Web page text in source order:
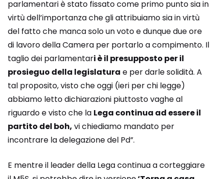
parlamentari è stato fissato come primo punto sia in
virtù dell’importanza che gli attribuiamo sia in virtù
del fatto che manca solo un voto e dunque due ore
di lavoro della Camera per portarlo a compimento. Il
taglio dei parlamentari è il presupposto per il
prosieguo della legislatura e per darle solidità. A
tal proposito, visto che oggi (ieri per chi legge)
abbiamo letto dichiarazioni piuttosto vaghe al
riguardo e visto che la Lega continua ad essere il
partito del boh, vi chiediamo mandato per
incontrare la delegazione del Pd”.
E mentre il leader della Lega continua a corteggiare